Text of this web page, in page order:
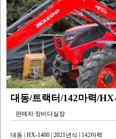
대동/트랙터/142마력/
판매자 장비다실장
대동 | HX-1400 | 2021년식 | 142마력